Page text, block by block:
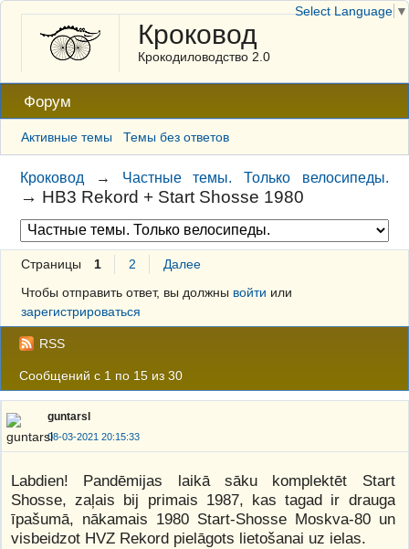
Кроковод
Крокодиловодство 2.0
Форум
Активные темы Темы без ответов
Кроковод → Частные темы. Только велосипеды.
→ HB3 Rekord + Start Shosse 1980
Страницы 1 2
Далее
Чтобы отправить ответ, вы должны войти или
зарегистрироваться
RSS
Сообщений с 1 по 15 из 30
guntarsl
08-03-2021 20:15:33
Labdien! Pandēmijas laikā sāku komplektēt Start
Shosse, zaļais bij primais 1987, kas tagad ir drauga
īpašumā, nākamais 1980 Start-Shosse Moskva-80 un
visbeidzot HVZ Rekord pielāgots lietošanai uz ielas.
Select Language ▼